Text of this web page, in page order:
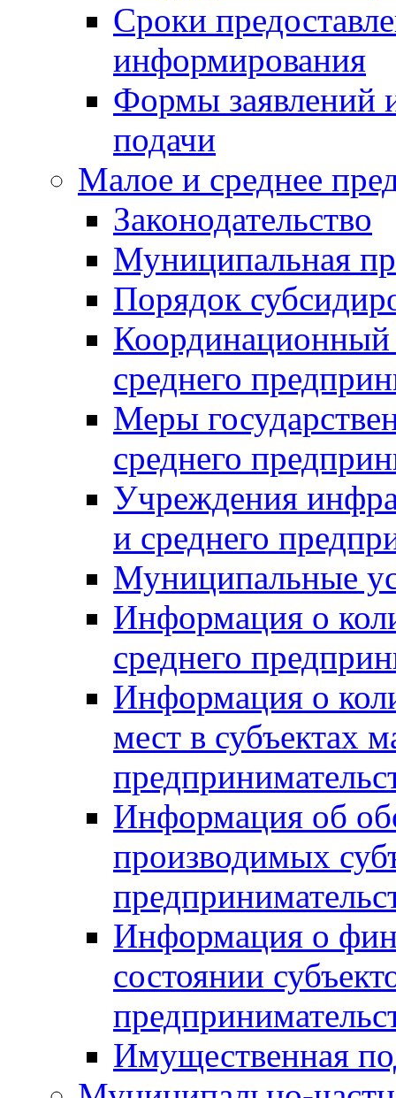
Сроки
информирования
Формы заявлений
подачи
Малое и среднее
Законодательство
Муниципальная
Порядок
Координационный
среднего
Меры
среднего
Учреждения
и среднего
Муниципальные
Информация о
среднего
Информация о
мест в субъектах
Информация об
производимых
Информация о
состоянии
Имущественная